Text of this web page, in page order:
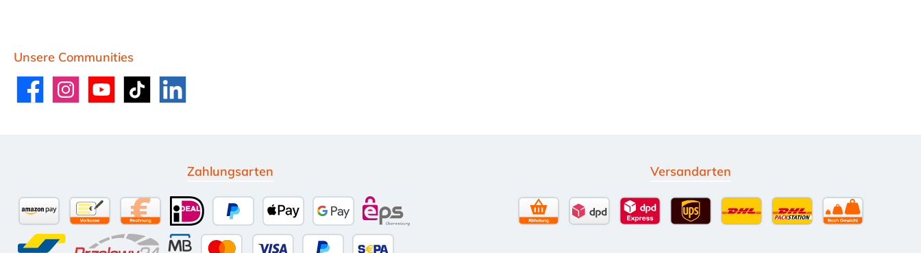
Unsere Communities
FacebookInstagramYouTube TikTok LinkedIn
Zahlungsarten
PayPal
Kauf auf Rechnung (10 Tage Netto)
iDEAL Apple PayGoogle Payeps
Amazon PayVorkasse per Überweisung
Versandarten